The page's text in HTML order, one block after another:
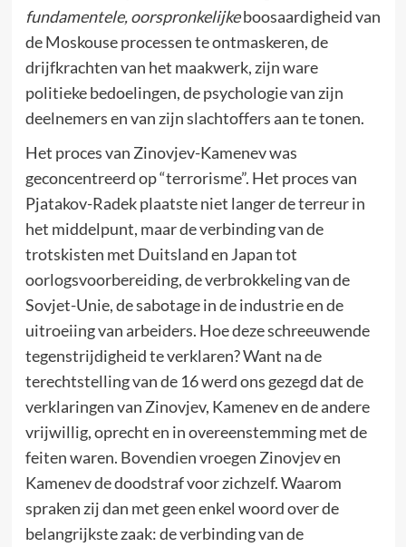
fundamentele, oorspronkelijkeboosaardigheid van
de Moskouse processen te ontmaskeren, de
drijfkrachten van het maakwerk, zijn ware
politieke bedoelingen, de psychologie van zijn
deelnemers en van zijn slachtoffers aan te tonen.
Het proces van Zinovjev-Kamenev was
geconcentreerd op “terrorisme”. Het proces van
Pjatakov-Radek plaatste niet langer de terreur in
het middelpunt, maar de verbinding van de
trotskisten met Duitsland en Japan tot
oorlogsvoorbereiding, de verbrokkeling van de
Sovjet-Unie, de sabotage in de industrie en de
uitroeiing van arbeiders. Hoe deze schreeuwende
tegenstrijdigheid te verklaren? Want na de
terechtstelling van de 16 werd ons gezegd dat de
verklaringen van Zinovjev, Kamenev en de andere
vrijwillig, oprecht en in overeenstemming met de
feiten waren. Bovendien vroegen Zinovjev en
Kamenev de doodstraf voor zichzelf. Waarom
spraken zij dan met geen enkel woord over de
belangrijkste zaak: de verbinding van de